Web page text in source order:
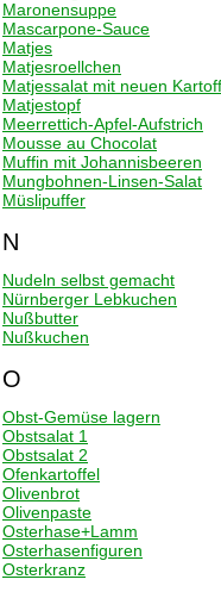
Maronensuppe
Mascarpone-Sauce
Matjes
Matjesroellchen
Matjessalat mit neuen
Matjestopf
Meerrettich-Apfel-Aufstrich
Mousse au Chocolat
Muffin mit Johannisbeeren
Mungbohnen-Linsen-Salat
Müslipuffer
N
Nudeln selbst gemacht
Nürnberger Lebkuchen
Nußbutter
Nußkuchen
O
Obst-Gemüse lagern
Obstsalat 1
Obstsalat 2
Ofenkartoffel
Olivenbrot
Olivenpaste
Osterhase+Lamm
Osterhasenfiguren
Osterkranz